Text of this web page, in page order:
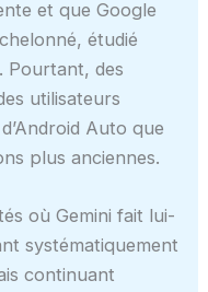
et que Google
étudié
Pourtant, des
utilisateurs
Auto que
plus anciennes.
où Gemini fait lui-
systématiquement
continuant